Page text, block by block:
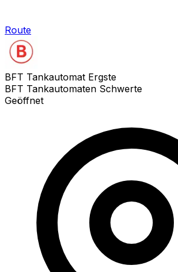
Route
BFT Tankautomat Ergste
BFT Tankautomaten Schwerte
Geöffnet